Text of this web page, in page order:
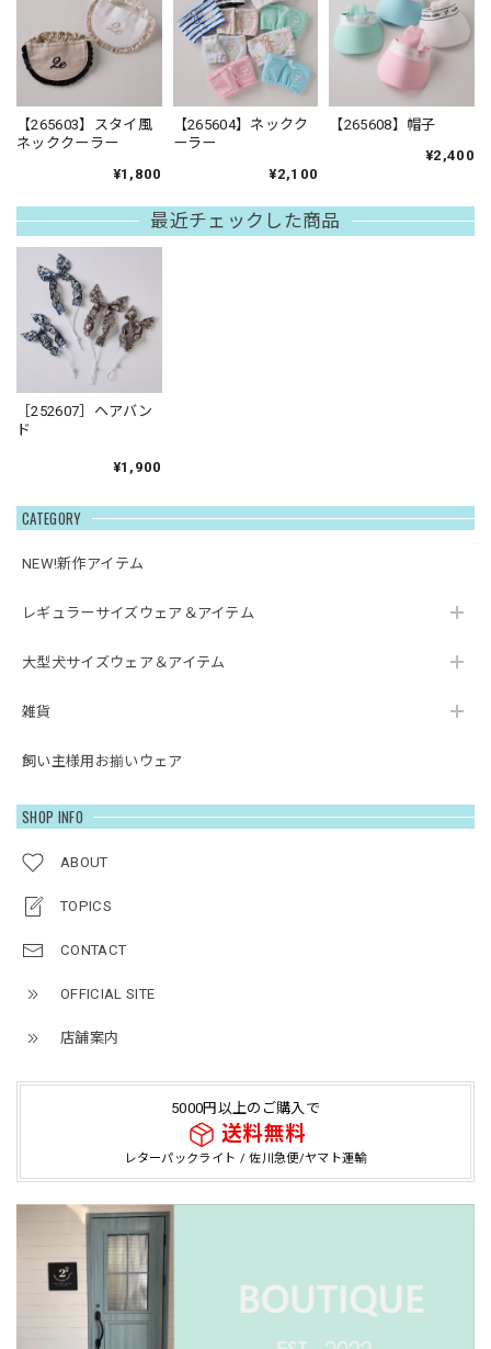
CATEGORY
NEW!新作アイテム
レギュラーサイズウェア＆アイテム
大型犬サイズウェア＆アイテム
雑貨
飼い主様用お揃いウェア
SHOP INFO
ABOUT
TOPICS
CONTACT
OFFICIAL SITE
店舗案内
5000円以上のご購入で
送料無料
レターパックライト / 佐川急便/ヤマト運輸
【265603】スタイ風
ネッククーラー
¥1,800
【265604】ネックク
ーラー
¥2,100
【265608】帽子
¥2,400
最近チェックした商品
［252607］ヘアバン
ド
¥1,900